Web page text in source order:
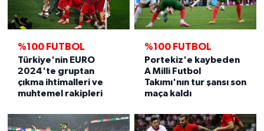
%100 FUTBOL
Türkiye'nin EURO
2024'te gruptan
çıkma ihtimalleri ve
muhtemel rakipleri
%100 FUTBOL
Portekiz'e kaybeden
A Milli Futbol
Takımı'nın tur şansı son
maça kaldı